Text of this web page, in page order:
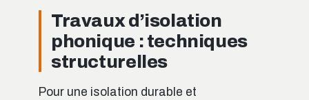
Travaux d’isolation
phonique : techniques
structurelles
Pour une isolation durable et